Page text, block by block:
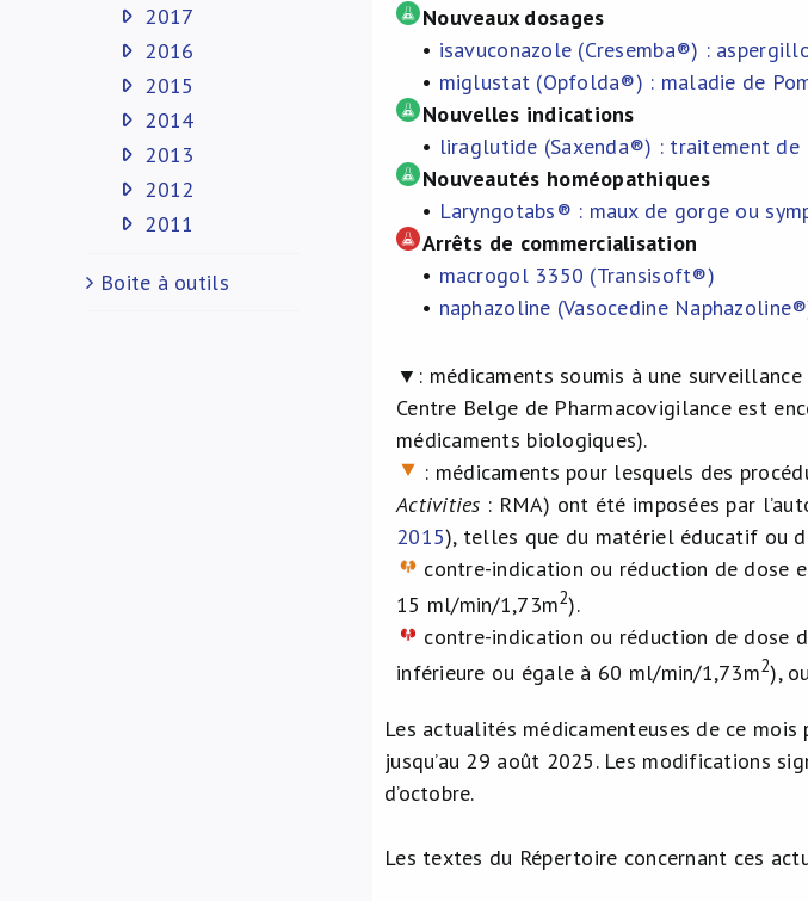
Nouveaux dosages
• isavuconazole (Cresemba®) :
• miglustat (Opfolda®) : maladie de
Nouvelles indications
• liraglutide (Saxenda®) : traitement de
Nouveautés homéopathiques
• Laryngotabs® : maux de gorge ou
Arrêts de commercialisation
• macrogol 3350 (Transisoft®)
• naphazoline (Vasocedine
▼: médicaments soumis à une
Centre Belge de Pharmacovigilance est
médicaments biologiques).
: médicaments pour lesquels des
Activities : RMA) ont été imposées par
2015), telles que du matériel éducatif ou
contre-indication ou réduction de dose
15 ml/min/1,73m2).
contre-indication ou réduction de dose
inférieure ou égale à 60 ml/min/1,73m2),
Les actualités médicamenteuses de ce
jusqu’au 29 août 2025. Les modifications
d’octobre.
Les textes du Répertoire concernant ces
2017
2016
2015
2014
2013
2012
2011
Boite à outils